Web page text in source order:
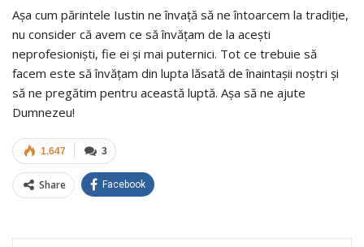
Așa cum părintele Iustin ne învață să ne întoarcem la tradiție,
nu consider că avem ce să învățam de la acești
neprofesioniști, fie ei şi mai puternici. Tot ce trebuie să
facem este să învățam din lupta lăsată de înaintaşii noştri și
să ne pregătim pentru această luptă. Așa să ne ajute
Dumnezeu!
3
1.647
Share Facebook